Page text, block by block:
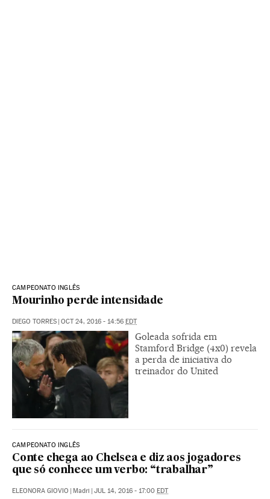
CAMPEONATO INGLÊS
Mourinho perde intensidade
DIEGO TORRES | OCT 24, 2016 - 14:56 EDT
Goleada sofrida em
Stamford Bridge (4x0) revela
a perda de iniciativa do
treinador do United
CAMPEONATO INGLÊS
Conte chega ao Chelsea e diz aos jogadores
que só conhece um verbo: “trabalhar”
ELEONORA GIOVIO | Madri | JUL 14, 2016 - 17:00 EDT